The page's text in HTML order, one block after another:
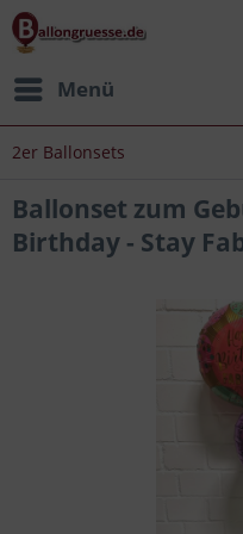
Menü
2er Ballonsets
Ballonset zum
Birthday - Stay